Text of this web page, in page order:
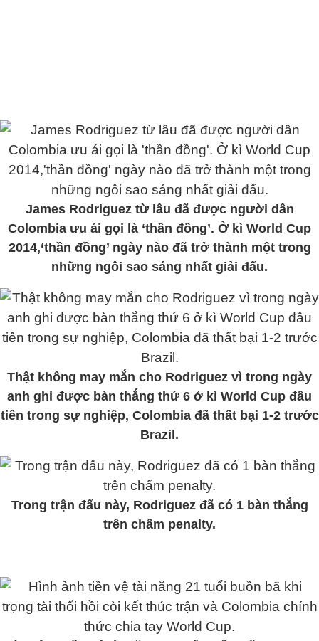
James Rodriguez từ lâu đã được người dân
Colombia ưu ái gọi là ‘thần đồng’. Ở kì World Cup
2014,‘thần đồng’ ngày nào đã trở thành một trong
những ngôi sao sáng nhất giải đấu.
Thật không may mắn cho Rodriguez vì trong ngày
anh ghi được bàn thắng thứ 6 ở kì World Cup đầu
tiên trong sự nghiệp, Colombia đã thất bại 1-2 trước
Brazil.
Trong trận đấu này, Rodriguez đã có 1 bàn thắng
trên chấm penalty.